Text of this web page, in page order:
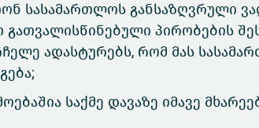
სასამართლოს განსაზღვრული
გათვალისწინებული პირობების
ადასტურებს, რომ მას
საქმე დავაზე იმავე